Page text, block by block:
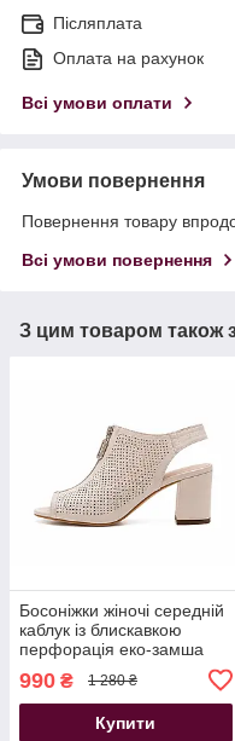
Післяплата
Оплата на рахунок
Всі умови оплати
Умови повернення
Повернення товару
Всі умови повернення
З цим товаром також
Босоніжки жіночі середній
каблук із блискавкою
перфорація еко-замша
990 ₴ 1 280 ₴
Купити